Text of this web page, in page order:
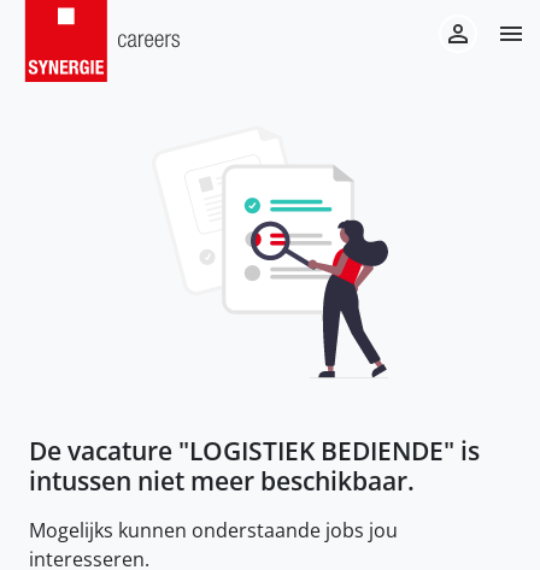
De vacature "LOGISTIEK BEDIENDE" is
intussen niet meer beschikbaar.
Mogelijks kunnen onderstaande jobs jou
interesseren.